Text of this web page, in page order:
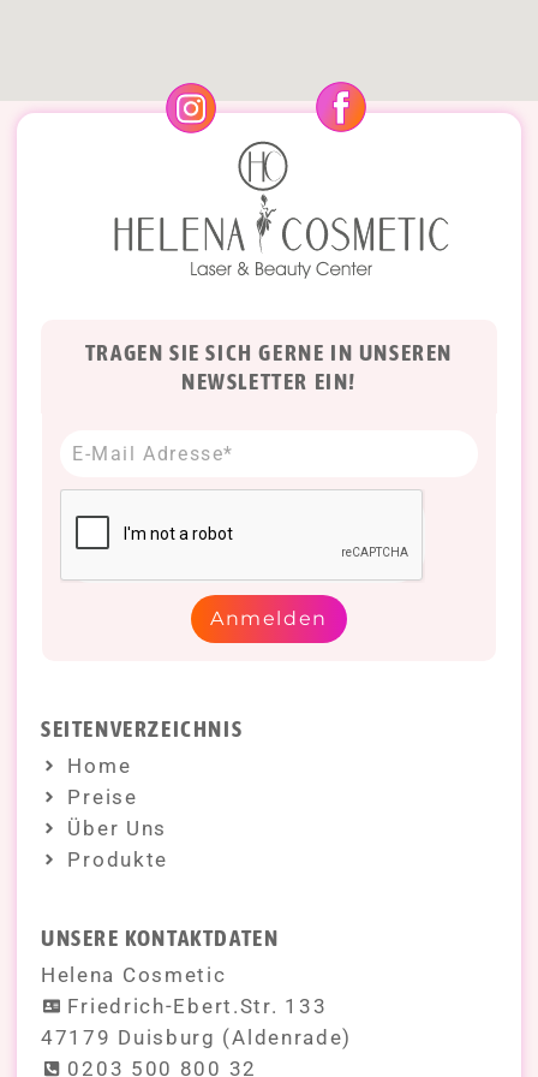
TRAGEN SIE SICH GERNE IN UNSEREN
NEWSLETTER EIN!
Anmelden
SEITENVERZEICHNIS
Home
Preise
Über Uns
Produkte
UNSERE KONTAKTDATEN
Helena Cosmetic
Friedrich-Ebert.Str. 133
47179 Duisburg (Aldenrade)
0203 500 800 32